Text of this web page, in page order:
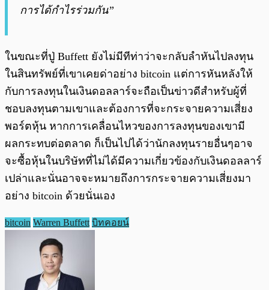
การได้กำไรร่วมกัน”
ในขณะที่ปู่ Buffett ยังไม่มีทีท่าว่าจะกลับลำหันไปลงทุน
ในสินทรัพย์ที่เขาเคยด่าอย่าง bitcoin แต่การหันหลังให้
กับการลงทุนในเงินดอลลาร์จะถือเป็นข่าวดีสำหรับผู้ที่
ชอบลงทุนตามเขาและต้องการที่จะกระจายความเสี่ยง
พอร์ตหุ้น หากการเคลื่อนไหวของการลงทุนของเขามี
ผลกระทบต่อตลาด ก็เป็นไปได้ว่านักลงทุนรายอื่นๆอาจ
จะซื้อหุ้นในบริษัทที่ไม่ได้มีความเกี่ยวข้องกับเงินดอลลาร์
เปล่าและนั่นอาจจะหมายถึงการกระจายความเสี่ยงมา
อย่าง bitcoin ด้วยนั่นเอง
bitcoin Warren Buffett บิทคอยน์